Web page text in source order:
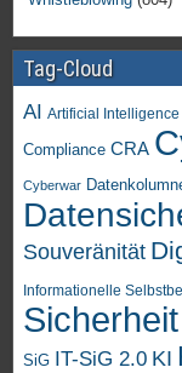
Tag-Cloud
AI Artificial Intelligence
Compliance CRA
Cyberwar
Souveränität
Informationelle
Sicherheit
SiG IT-SiG 2.0 KI